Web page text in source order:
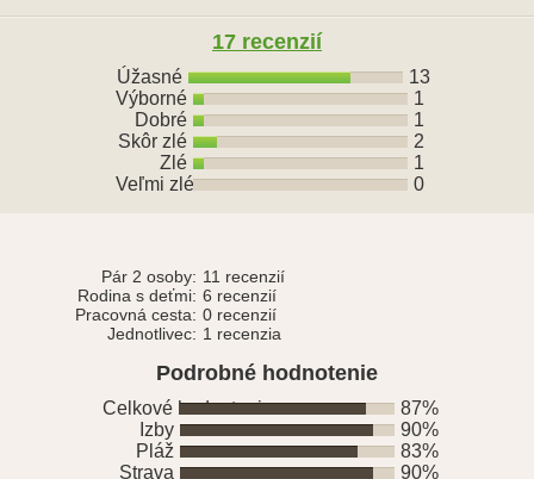
17 recenzií
Úžasné
13
Výborné
1
Dobré
1
Skôr zlé
2
Zlé
1
Veľmi zlé
0
Pár 2 osoby: 11 recenzií
Rodina s deťmi: 6 recenzií
Pracovná cesta: 0 recenzií
Jednotlivec: 1 recenzia
Podrobné hodnotenie
Celkové hodnotenie
87%
Izby
90%
Pláž
83%
Strava
90%